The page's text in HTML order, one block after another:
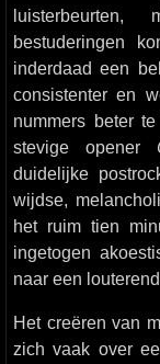
bestuderingen
inderdaad een
consistenter en
nummers beter
stevige opener
duidelijke
wijdse,
het ruim tien
ingetogen
naar een
Het creëren van
zich vaak over